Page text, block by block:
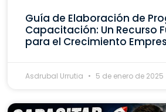
Guía de Elaboración de
Capacitación: Un Recurso
para el Crecimiento
Asdrubal Urrutia 5 de enero de 2025